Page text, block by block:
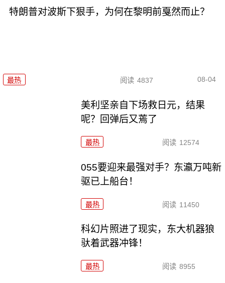
特朗普对波斯下狠手，为何在黎明前戛然而止？
最热 阅读 4837 08-04
美利坚亲自下场救日元，结果
呢？回弹后又蔫了
最热 阅读 12574
055要迎来最强对手？东瀛万吨新
驱已上船台！
最热 阅读 11450
科幻片照进了现实，东大机器狼
驮着武器冲锋！
最热 阅读 8955